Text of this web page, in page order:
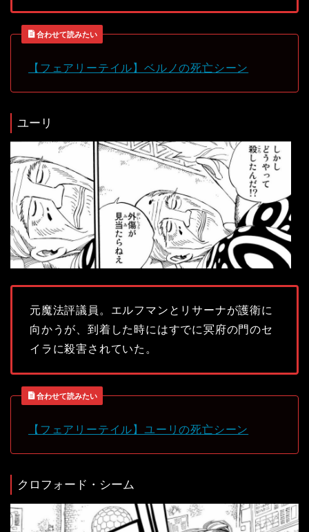
合わせて読みたい
【フェアリーテイル】ベルノの死亡シーン
ユーリ
元魔法評議員。エルフマンとリサーナが護衛に
向かうが、到着した時にはすでに冥府の門のセ
イラに殺害されていた。
合わせて読みたい
【フェアリーテイル】ユーリの死亡シーン
クロフォード・シーム